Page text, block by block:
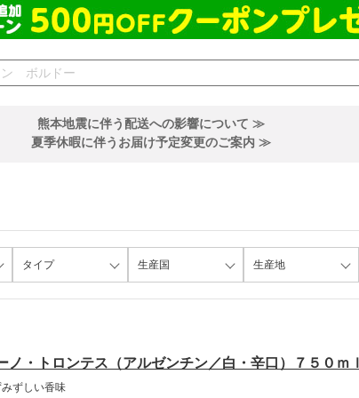
熊本地震に伴う配送への影響について ≫
夏季休暇に伴うお届け予定変更のご案内 ≫
タイプ 生産国 生産地
ノ・トロンテス（アルゼンチン／白・辛口）７５０ｍｌ
ずしい香味